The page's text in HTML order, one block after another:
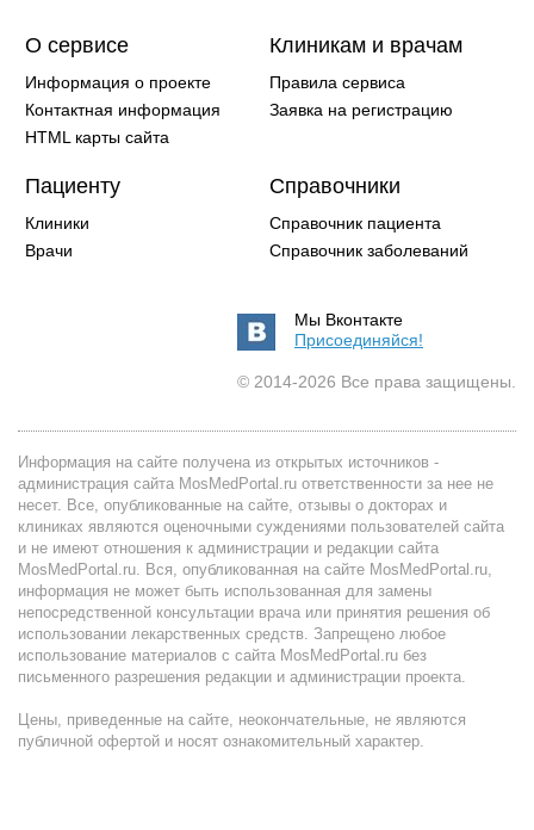
О сервисе
Информация о проекте
Контактная информация
HTML карты сайта
Клиникам и врачам
Правила сервиса
Заявка на регистрацию
Пациенту
Клиники
Врачи
Справочники
Справочник пациента
Справочник заболеваний
Мы Вконтакте
Присоединяйся!
© 2014-2026 Все права защищены.
Информация на сайте получена из открытых источников -
администрация сайта MosMedPortal.ru ответственности за нее не
несет. Все, опубликованные на сайте, отзывы о докторах и
клиниках являются оценочными суждениями пользователей сайта
и не имеют отношения к администрации и редакции сайта
MosMedPortal.ru. Вся, опубликованная на сайте MosMedPortal.ru,
информация не может быть использованная для замены
непосредственной консультации врача или принятия решения об
использовании лекарственных средств. Запрещено любое
использование материалов с сайта MosMedPortal.ru без
письменного разрешения редакции и администрации проекта.
Цены, приведенные на сайте, неокончательные, не являются
публичной офертой и носят ознакомительный характер.